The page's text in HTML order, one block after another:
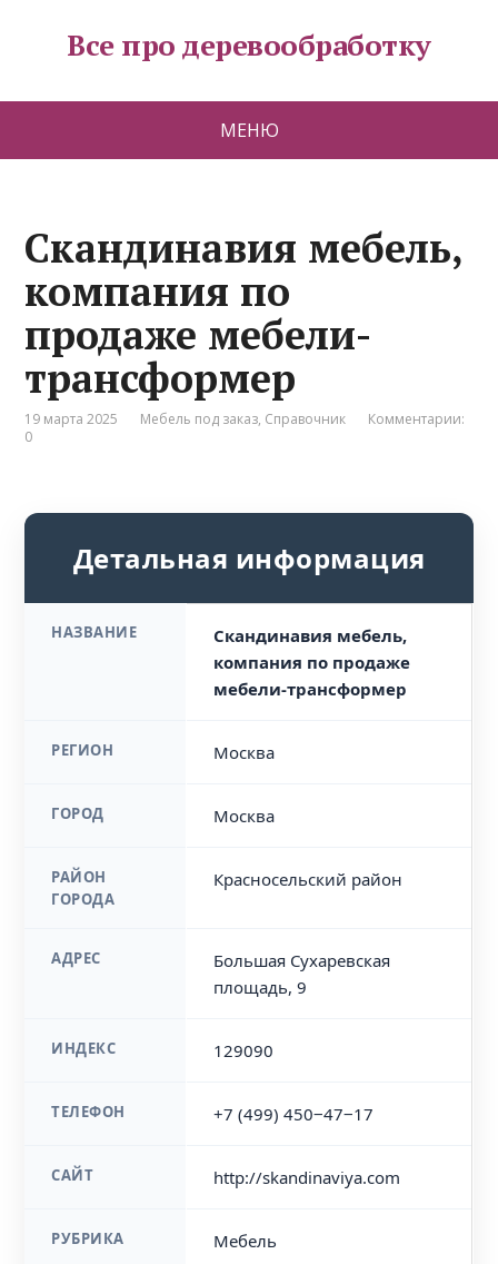
Все про деревообработку
МЕНЮ
Скандинавия мебель,
компания по
продаже мебели-
трансформер
19 марта 2025 Мебель под заказ, Справочник
Комментарии:
0
Детальная информация
НАЗВАНИЕ
Скандинавия мебель,
компания по продаже
мебели-трансформер
РЕГИОН Москва
ГОРОД Москва
РАЙОН
ГОРОДА
Красносельский район
АДРЕС
Большая Сухаревская
площадь, 9
ИНДЕКС 129090
ТЕЛЕФОН +7 (499) 450‒47‒17
САЙТ http://skandinaviya.com
РУБРИКА Мебель